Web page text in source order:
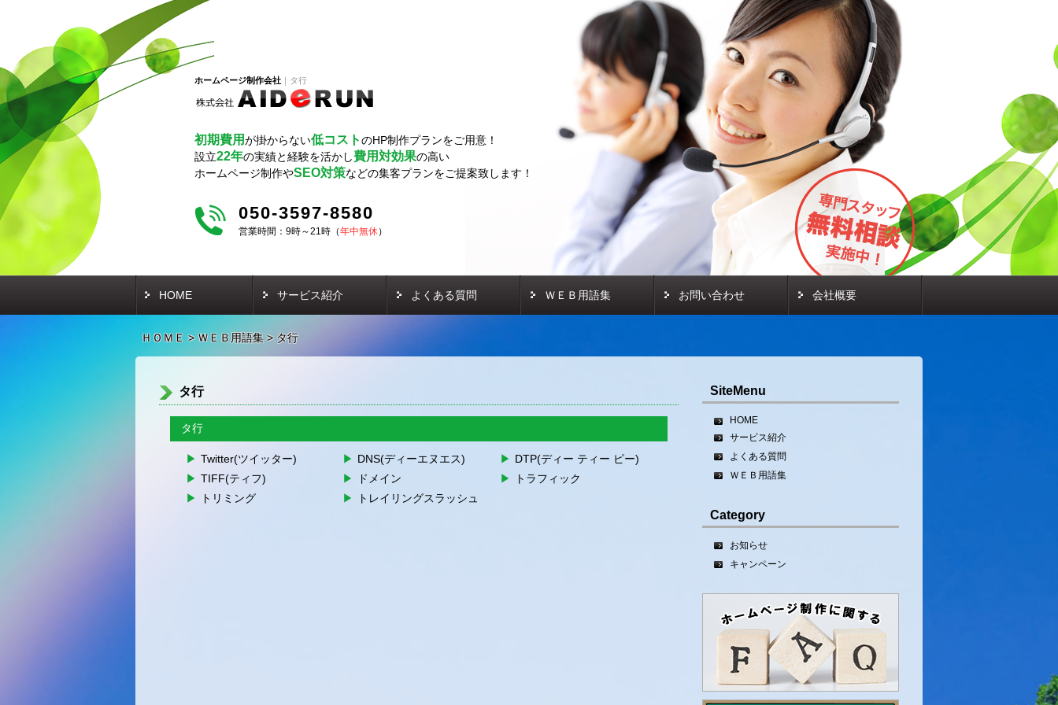
ホームページ制作会社 タ行
初期費用が掛からない低コストのHP制作プランをご用意！
設立22年の実績と経験を活かし費用対効果の高い
ホームページ制作やSEO対策などの集客プランをご提案致します！
050-3597-8580
営業時間：9時～21時（年中無休）
HOME サービス紹介 よくある質問 ＷＥＢ用語集 お問い合わせ 会社概要
ＨＯＭＥ >ＷＥＢ用語集> タ行
タ行
タ行
Twitter(ツイッター) DNS(ディーエヌエス)
DTP(ディー ティー ピー)
TIFF(ティフ)
ドメイン
トラフィック
トリミング
トレイリングスラッシュ
SiteMenu
HOME
サービス紹介
よくある質問
ＷＥＢ用語集
Category
お知らせ
キャンペーン